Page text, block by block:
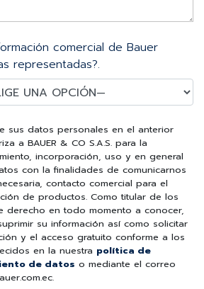
comercial de Bauer
representadas?.
sus datos personales en el anterior
a BAUER & CO S.A.S. para la
incorporación, uso y en general
con la finalidades de comunicarnos
contacto comercial para el
de productos. Como titular de los
derecho en todo momento a conocer,
su información así como solicitar
y el acceso gratuito conforme a los
en la nuestra política de
de datos o mediante el correo